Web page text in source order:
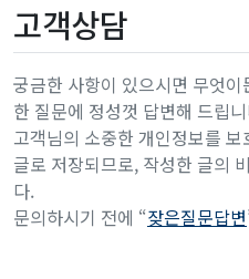
고객상담
궁금한 사항이 있으시면 무엇
한 질문에 정성껏 답변해 드립
고객님의 소중한 개인정보를
글로 저장되므로, 작성한 글의
다.
문의하시기 전에 “잦은질문답변